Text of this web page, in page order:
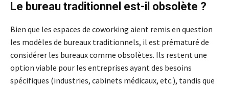
Le bureau traditionnel est-il obsolète ?
Bien que les espaces de coworking aient remis en question
les modèles de bureaux traditionnels, il est prématuré de
considérer les bureaux comme obsolètes. Ils restent une
option viable pour les entreprises ayant des besoins
spécifiques (industries, cabinets médicaux, etc.), tandis que